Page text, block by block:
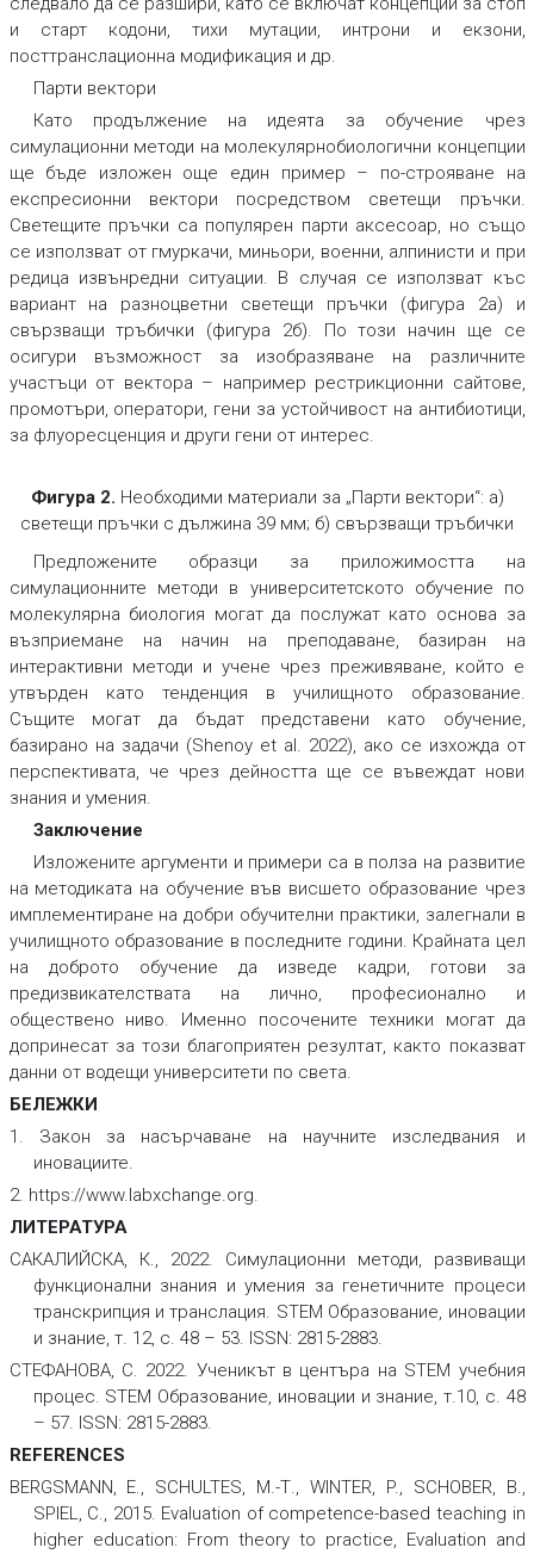
и старт кодони, тихи мутации, интрони и екзони,
посттранслационна модификация и др.
Парти вектори
Като продължение на идеята за обучение чрез
симулационни методи на молекулярнобиологични концепции
ще бъде изложен още един пример – по-строяване на
експресионни вектори посредством светещи пръчки.
Светещите пръчки са популярен парти аксесоар, но също
се използват от гмуркачи, миньори, военни, алпинисти и при
редица извънредни ситуации. В случая се използват къс
вариант на разноцветни светещи пръчки (фигура 2а) и
свързващи тръбички (фигура 2б). По този начин ще се
осигури възможност за изобразяване на различните
участъци от вектора – например рестрикционни сайтове,
промотъри, оператори, гени за устойчивост на антибиотици,
за флуоресценция и други гени от интерес.
а)
Фигура 2. Необходими материали за „Парти вектори“: а)
светещи пръчки с дължина 39 мм; б) свързващи тръбички
Предложените образци за приложимостта на
симулационните методи в университетското обучение по
молекулярна биология могат да послужат като основа за
възприемане на начин на преподаване, базиран на
интерактивни методи и учене чрез преживяване, който е
утвърден като тенденция в училищното образование.
Същите могат да бъдат представени като обучение,
базирано на задачи (Shenoy et al. 2022), ако се изхожда от
перспективата, че чрез дейността ще се въвеждат нови
знания и умения.
Заключение
Изложените аргументи и примери са в полза на развитие
на методиката на обучение във висшето образование чрез
имплементиране на добри обучителни практики, залегнали в
училищното образование в последните години. Крайната цел
на доброто обучение да изведе кадри, готови за
предизвикателствата на лично, професионално и
обществено ниво. Именно посочените техники могат да
допринесат за този благоприятен резултат, както показват
данни от водещи университети по света.
БЕЛЕЖКИ
1. Закон за насърчаване на научните изследвания и
иновациите.
2. https://www.labxchange.org.
ЛИТЕРАТУРА
САКАЛИЙСКА, К., 2022. Симулационни методи, развиващи
функционални знания и умения за генетичните процеси
транскрипция и транслация. STEM Образование, иновации
и знание, т. 12, с. 48 – 53. ISSN: 2815-2883.
СТЕФАНОВА, С. 2022. Ученикът в центъра на STEM учебния
процес. STEM Образование, иновации и знание, т.10, с. 48
– 57. ISSN: 2815-2883.
REFERENCES
BERGSMANN, E., SCHULTES, М.-Т., WINTER, P., SCHOBER, B.,
SPIEL, C., 2015. Evaluation of competence-based teaching in
higher education: From theory to practice, Evaluation and